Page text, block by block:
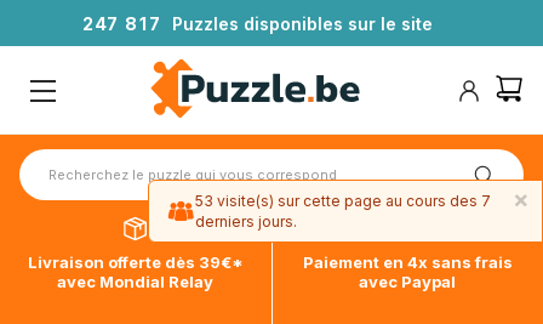
247 81 7 Puzzles disponibles sur le site
Livraison offerte dès 39€*
avec Mondial Relay
Paiement en 4x sans frais
avec Paypal
×
53 visite(s) sur cette page au cours des 7
derniers jours.